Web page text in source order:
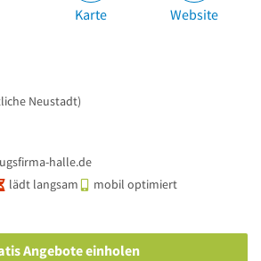
Karte Website
Neustadt)
halle.de
lädt langsam mobil optimiert
Angebote einholen